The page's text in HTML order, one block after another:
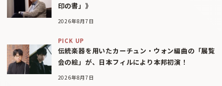
印の書」》
2026年8月7日
PICK UP
伝統楽器を用いたカーチュン・ウォン編曲の「展覧
会の絵」が、日本フィルにより本邦初演！
2026年8月7日